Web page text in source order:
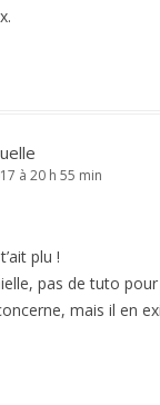
à 20 h 55 min
plu !
pas de tuto
mais il en